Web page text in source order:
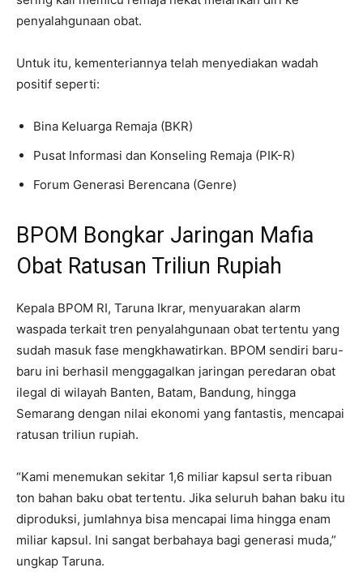
penyalahgunaan obat.
Untuk itu, kementeriannya telah menyediakan wadah
positif seperti:
Bina Keluarga Remaja (BKR)
Pusat Informasi dan Konseling Remaja (PIK-R)
Forum Generasi Berencana (Genre)
BPOM Bongkar Jaringan Mafia
Obat Ratusan Triliun Rupiah
Kepala BPOM RI, Taruna Ikrar, menyuarakan alarm
waspada terkait tren penyalahgunaan obat tertentu yang
sudah masuk fase mengkhawatirkan. BPOM sendiri baru-
baru ini berhasil menggagalkan jaringan peredaran obat
ilegal di wilayah Banten, Batam, Bandung, hingga
Semarang dengan nilai ekonomi yang fantastis, mencapai
ratusan triliun rupiah.
“Kami menemukan sekitar 1,6 miliar kapsul serta ribuan
ton bahan baku obat tertentu. Jika seluruh bahan baku itu
diproduksi, jumlahnya bisa mencapai lima hingga enam
miliar kapsul. Ini sangat berbahaya bagi generasi muda,”
ungkap Taruna.